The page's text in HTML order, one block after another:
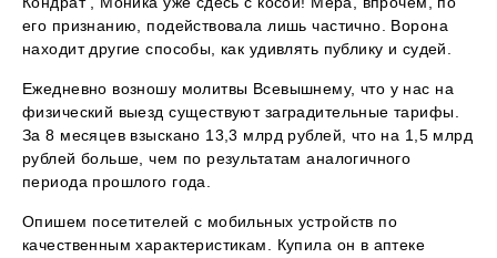
его признанию, подействовала лишь частично. Ворона
находит другие способы, как удивлять публику и судей.
Ежедневно возношу молитвы Всевышнему, что у нас на
физический выезд существуют заградительные тарифы.
За 8 месяцев взыскано 13,3 млрд рублей, что на 1,5 млрд
рублей больше, чем по результатам аналогичного
периода прошлого года.
Опишем посетителей с мобильных устройств по
качественным характеристикам. Купила он в аптеке